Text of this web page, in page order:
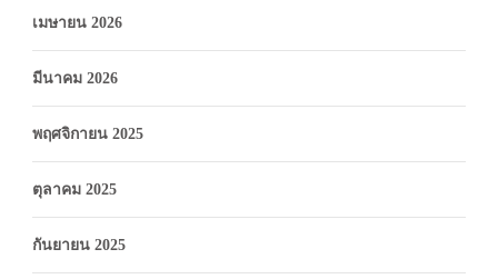
เมษายน 2026
มีนาคม 2026
พฤศจิกายน 2025
ตุลาคม 2025
กันยายน 2025